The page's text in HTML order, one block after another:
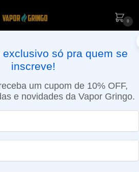
0
ATÉ 15:30 VIA MOTOBOY
exclusivo só pra quem se
inscreve!
um cupom de 10% OFF,
e novidades da Vapor Gringo.